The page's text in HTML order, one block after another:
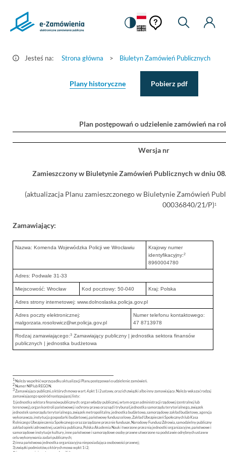
Szczegóły
e-
Ustawienia
Zmiana
na
kontrastową
Pomoc
kontekstowa
Pomoc
Moje
Jesteś na: Strona główna > Biuletyn Zamówień Publicznych
Plany historyczne Pobierz pdf
Plan postępowań o udzielenie zamówień na
Wersja nr
Zamieszczony w Biuletynie Zamówień Publicznych w dniu
(aktualizacja Planu zamieszczonego w Biuletynie Zamówień
00036840/21/P)1
Zamawiający:
Nazwa: Komenda Wojewódzka Policji we Wrocławiu
Krajowy numer
identyfikacyjny:2
8960004780
Adres: Podwale 31-33
Miejscowość: Wrocław Kod pocztowy: 50-040 Kraj: Polska
Adres strony internetowej: www.dolnoslaska.policja.gov.pl
Adres poczty elektronicznej:
malgorzata.rosolowicz@wr.policja.gov.pl
Numer telefonu kontaktowego:
47 8713978
Rodzaj zamawiającego:3 Zamawiający publiczny | jednostka sektora finansów
publicznych | jednostka budżetowa
1 Należy wypełnić w przypadku aktualizacji Planu postępowań o udzielenie zamówień.
2 Numer NIP lub REGON.
3Zamawiający publiczni, o których mowa w art. 4 pkt 1 i 2 ustawy, oraz ich związki albo inny zamawiający. Należy wskazać rodzaj
zamawiającego spośród następującej listy:
1) jednostka sektora finansów publicznych: organ władzy publicznej, w tym organ administracji rządowej (centralnej lub
terenowej), organ kontroli państwowej i ochrony prawa oraz sąd i trybunał, jednostka samorządu terytorialnego, związek
jednostek samorządu terytorialnego, związek metropolitalny, jednostka budżetowa, samorządowy zakład budżetowy, agencja
wykonawcza, instytucja gospodarki budżetowej, państwowy fundusz celowy, Zakład Ubezpieczeń Społecznych lub Kasa
Rolniczego Ubezpieczenia Społecznego oraz zarządzane przez nie fundusze, Narodowy Fundusz Zdrowia, samodzielny publiczny
zakład opieki zdrowotnej, uczelnia publiczna, Polska Akademia Nauk i tworzone przez nią jednostki organizacyjne, państwowe i
samorządowe instytucje kultury, inne państwowe i samorządowe osoby prawne utworzone na podstawie odrębnych ustaw w
celu wykonywania zadań publicznych;
2) inna państwowa jednostka organizacyjna nieposiadająca osobowości prawnej;
3) związki podmiotów, o których mowa w pkt 1 i 2;